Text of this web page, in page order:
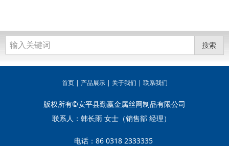
搜索
首页| 产品展示| 关于我们 | 联系我们
版权所有©安平县勤赢金属丝网制品有限公司
联系人：韩长雨 女士（销售部 经理）
电话：86 0318 2333335